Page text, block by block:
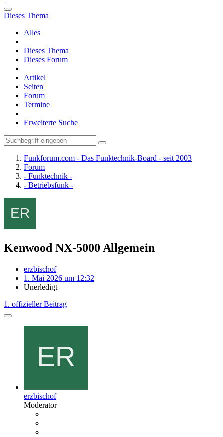
Dieses Thema
Alles
Dieses Thema
Dieses Forum
Artikel
Seiten
Forum
Termine
Erweiterte Suche
Funkforum.com - Das Funktechnik-Board - seit 2003
Forum
- Funktechnik -
- Betriebsfunk -
Kenwood NX-5000 Allgemein
erzbischof
1. Mai 2026 um 12:32
Unerledigt
1. offizieller Beitrag
erzbischof
Moderator